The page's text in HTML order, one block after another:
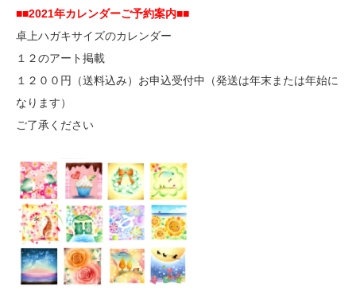
■■2021年カレンダーご予約案内■■
卓上ハガキサイズのカレンダー
１２のアート掲載
１２００円（送料込み）お申込受付中（発送は年末または年始に
なります）
ご了承ください